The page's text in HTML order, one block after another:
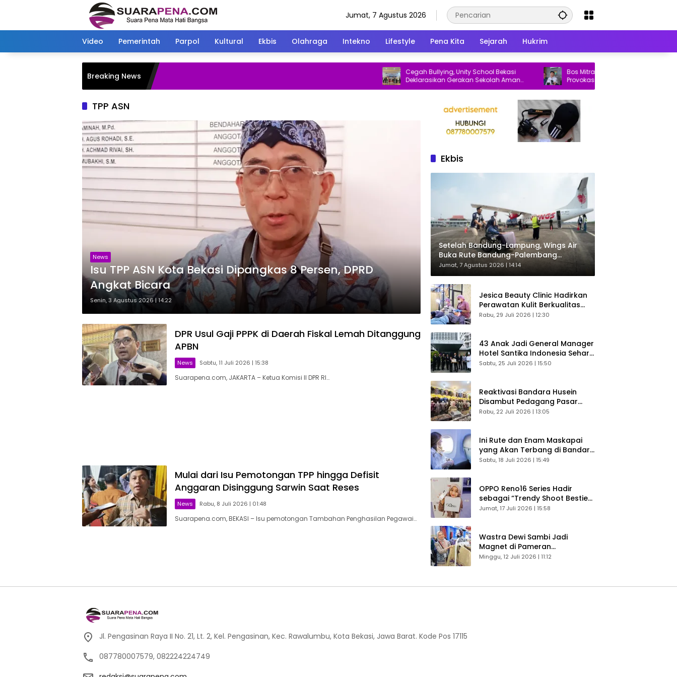
Jumat, 7 Agustus 2026
Video Pemerintah Parpol Kultural Ekbis Olahraga Intekno Lifestyle Pena Kita Sejarah Hukrim
Breaking News
Cegah Bullying, Unity School Bekasi
Deklarasikan Gerakan Sekolah Aman
dan Ramah Anak
Bos Mitra Patriot Laporkan Dugaan
Provokasi Penataan Pasar Baru Bekasi ke
Polisi
TPP ASN
News
Isu TPP ASN Kota Bekasi Dipangkas 8 Persen, DPRD
Angkat Bicara
Senin, 3 Agustus 2026 | 14:22
DPR Usul Gaji PPPK di Daerah Fiskal Lemah Ditanggung
APBN
News Sabtu, 11 Juli 2026 | 15:38
Suarapena.com, JAKARTA – Ketua Komisi II DPR RI…
Mulai dari Isu Pemotongan TPP hingga Defisit
Anggaran Disinggung Sarwin Saat Reses
News Rabu, 8 Juli 2026 | 01:48
Suarapena.com, BEKASI – Isu pemotongan Tambahan Penghasilan Pegawai…
Ekbis
Setelah Bandung-Lampung, Wings Air
Buka Rute Bandung-Palembang
Direspons Langsung Penumpang
Jumat, 7 Agustus 2026 | 14:14
Jesica Beauty Clinic Hadirkan
Perawatan Kulit Berkualitas
Plus Konsultasi Gratis
Rabu, 29 Juli 2026 | 12:30
43 Anak Jadi General Manager
Hotel Santika Indonesia Sehari
Sukses Digelar
Sabtu, 25 Juli 2026 | 15:50
Reaktivasi Bandara Husein
Disambut Pedagang Pasar
Baru, Diyakini Bangkitkan
Rabu, 22 Juli 2026 | 13:05
Ini Rute dan Enam Maskapai
yang Akan Terbang di Bandara
Husein Sastranegara
Sabtu, 18 Juli 2026 | 15:49
OPPO Reno16 Series Hadir
sebagai “Trendy Shoot Bestie”,
Bikin Konten Kreator Makin
Jumat, 17 Juli 2026 | 15:58
Wastra Dewi Sambi Jadi
Magnet di Pameran
Dekranasda, Banyak Diminati
Minggu, 12 Juli 2026 | 11:12
Jl. Pengasinan Raya II No. 21, Lt. 2, Kel. Pengasinan, Kec. Rawalumbu, Kota Bekasi, Jawa Barat. Kode Pos 17115
087780007579, 082224224749